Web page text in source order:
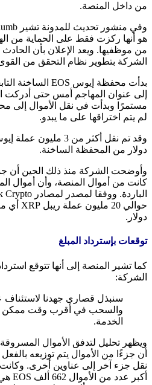
من داخل المنصة.
هو أنها ركزت فقط على الحماية من
من موظفيها. ويعد الإعلان بأن
الشركة بتطوير نظام التحقق من القوى
إلى عنوان المهاجم أمس حتى أدركت
مستمرًا وبدأت في نقل الأموال إلى
لم يتم اختراقها على ما يبدو.
دولار من المحفظة الساخنة.
وأوضحت الشركة منذ ذلك الحين أن
كانت من أموال المنصة، وأن أموال
دولار.
توقعات بإسترداد المبلغ
كما تشير المنصة إلى أنها تتوقع
الشركة:
سنبذل قصارى جهدنا لاستئناف
والسحب في أقرب وقت ممكن
الخدمة.
ويظهر تحليل لتدفق الأموال
أن جزءًا من الأموال يتم توزيعه
نقل جزء آخر إلى عناوين أخرى.